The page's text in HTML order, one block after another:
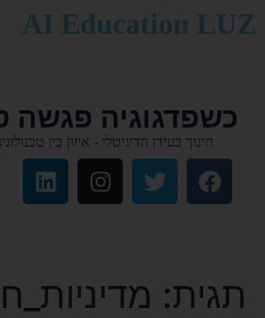
AI Education LUZ
כשפדגוגיה פגשה
חינוך בעידן הדיגיטלי - איזון בין
תגית: